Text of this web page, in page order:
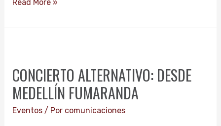
Read More »
CONCIERTO ALTERNATIVO: DESDE
MEDELLÍN FUMARANDA
Eventos/ Por comunicaciones
DESDE
MEDELLÍN
FUMARANDA